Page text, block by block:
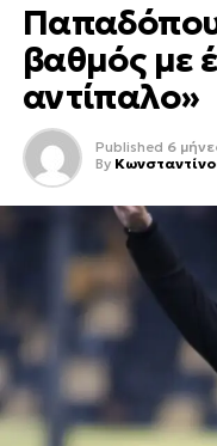
βαθμός με
αντίπαλο»
Published 6
By